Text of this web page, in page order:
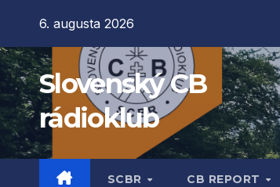
obsah
6. augusta 2026
Slovenský CB
rádioklub
SCBR CB REPORT